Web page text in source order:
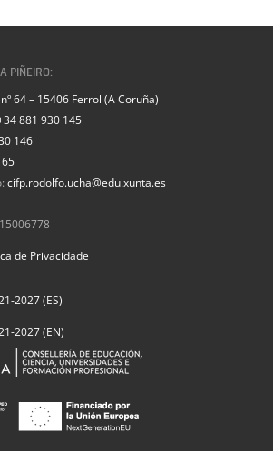
PIÑEIRO:
64 – 15406 Ferrol (A Coruña)
881 930 145
146
cifp.rodolfo.ucha@edu.xunta.es
de Privacidade
2027 (ES)
2027 (EN)